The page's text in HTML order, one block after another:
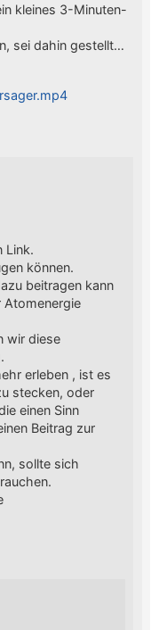
kleines 3-Minuten-
sei dahin gestellt…
Link.
können.
beitragen kann
Atomenergie
wir diese
erleben , ist es
stecken, oder
einen Sinn
Beitrag zur
sollte sich